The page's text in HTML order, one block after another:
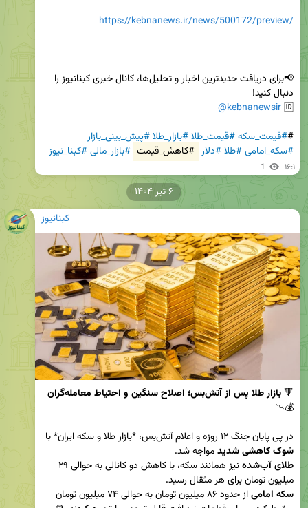
https://kebnanews.ir/news/500172/preview/
🆔
@kebnanewsir
##قیمت_سکه#قیمت_طلا#بازار_طلا#پیش_بینی_بازار
#سکه_امامی#طلا#دلار #کاهش_قیمت #بازار_مالی#کبنا_نیوز
1 ۱۶:۱
کبنانیوز
🔻 بازار طلا پس از آتش‌بس؛ اصلاح سنگین و احتیاط معامله‌گران
در پی پایان جنگ ۱۲ روزه و اعلام آتش‌بس، *بازار طلا و سکه ایران* با
شوک کاهشی شدید مواجه شد.
طلای آب‌شده
میلیون تومان برای هر مثقال رسید.
سکه امامی
۶ تیر ۱۴۰۴